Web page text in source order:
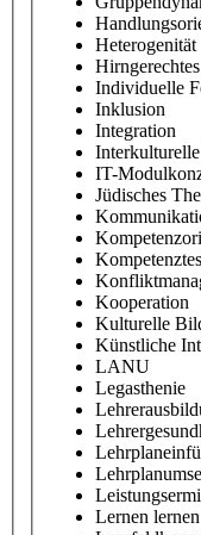
Heterogenität
Individuelle
Inklusion
Integration
IT-
Jüdisches
Kooperation
Kulturelle
Künstliche
LANU
Legasthenie
Lernen lernen